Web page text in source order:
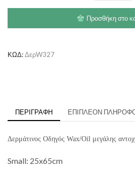
ποσότητα
Προσθήκη στο
ΚΩΔ:ΔερW327
ΠΕΡΙΓΡΑΦΉ ΕΠΙΠΛΈΟΝ
Δερμάτινος Οδηγός Wax/Oil μεγάλης
Small: 25x65cm